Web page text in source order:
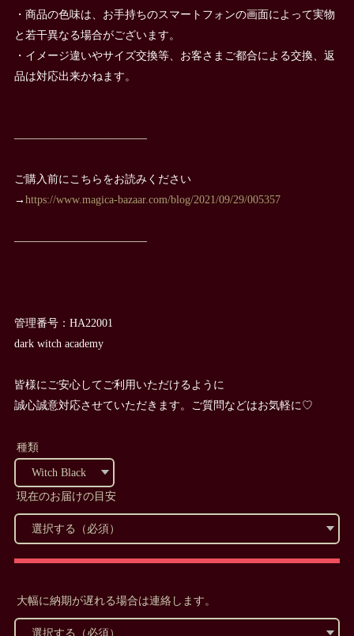
・商品の色味は、お手持ちのスマートフォンの画面によって実物
と若干異なる場合がございます。
・イメージ違いやサイズ交換等、お客さまご都合による交換、返
品は対応出来かねます。
————————————
ご購入前にこちらをお読みください
→https://www.magica-bazaar.com/blog/2021/09/29/005357
————————————
管理番号：HA22001
dark witch academy
皆様にご安心してご利用いただけるように
誠心誠意対応させていただきます。ご質問などはお気軽に♡
種類
現在のお届けの目安
大幅に納期が遅れる場合は連絡します。